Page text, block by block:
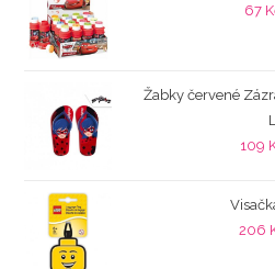
67
Žabky červené
109
206